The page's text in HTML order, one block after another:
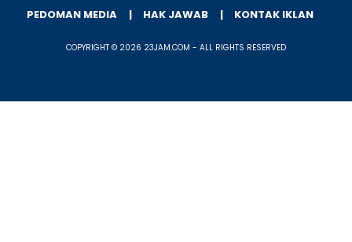
PEDOMAN MEDIA
HAK JAWAB KONTAK IKLAN
COPYRIGHT © 2026 23JAM.COM - ALL RIGHTS RESERVED